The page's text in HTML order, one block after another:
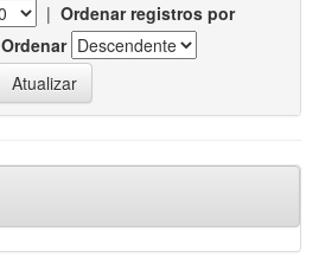
| Ordenar registros por
Ordenar